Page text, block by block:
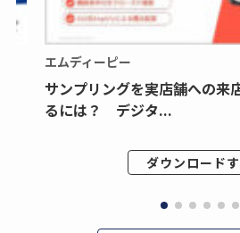
エムディーピー
サンプリングを実店舗への来
るには？ デジタ...
ダウンロード